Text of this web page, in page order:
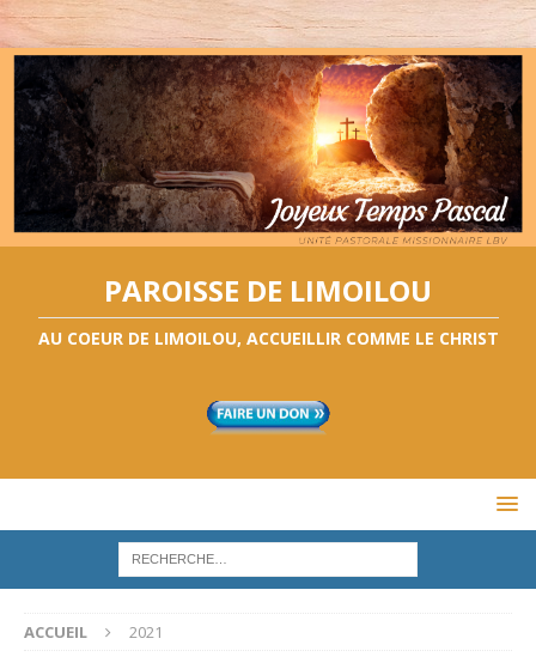
PAROISSE DE LIMOILOU
AU COEUR DE LIMOILOU, ACCUEILLIR COMME LE CHRIST
ACCUEIL 2021